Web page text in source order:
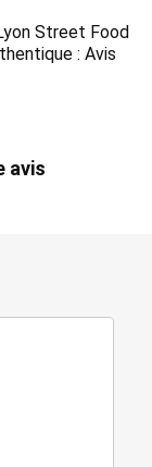
Street Food
: Avis
avis